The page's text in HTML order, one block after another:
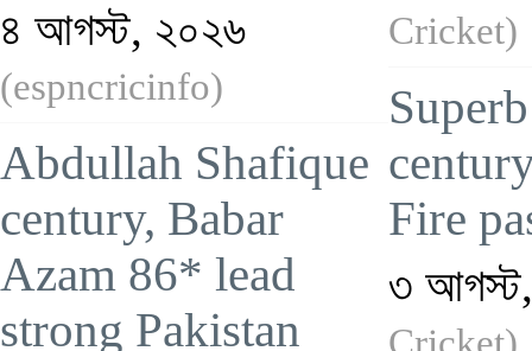
৪ আগস্ট, ২০২৬
(espncricinfo)
Abdullah Shafique
century, Babar
Azam 86* lead
strong Pakistan
Cricket)
Fire
৩